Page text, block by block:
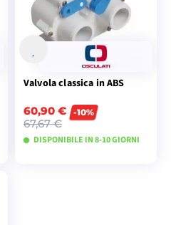
Valvola classica in ABS
60,90 €
67,67 €
-10%
DISPONIBILE IN 8-10 GIORNI